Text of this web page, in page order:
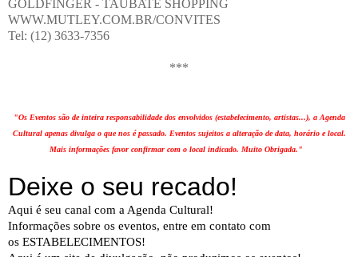
GOLDFINGER - TAUBATÉ SHOPPING
WWW.MUTLEY.COM.BR/CONVITES
Tel: (12) 3633-7356
***
"Os Eventos são de inteira responsabilidade dos envolvidos (estabelecimento, artistas...), a Agenda
Cultural apenas divulga o que nos é passado. Eventos sujeitos a alteração de data, horário e local.
Mais informações favor confirmar com o local indicado. Muito Obrigada."